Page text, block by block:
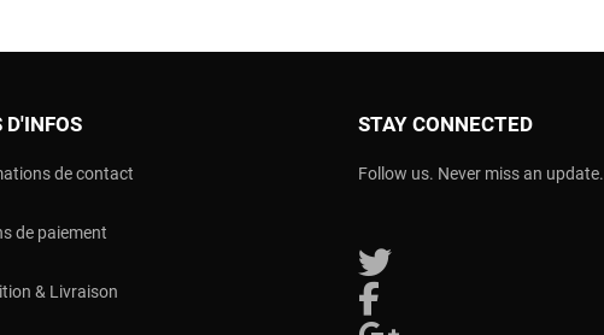
D'INFOS
de contact
de paiement
& Livraison
STAY CONNECTED
Follow us. Never miss an update.
Follow us on Twitter